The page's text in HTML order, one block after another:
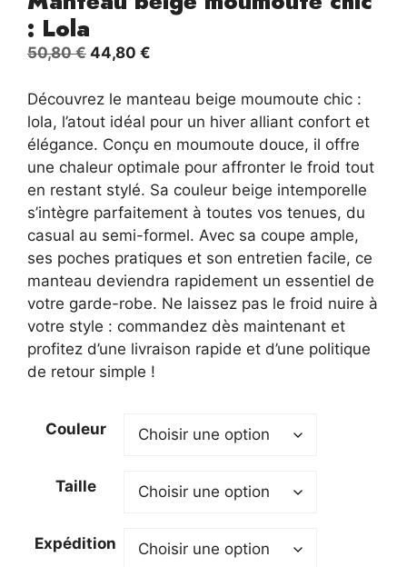
: Lola
50,80€ Le
initial
était :
50,80 €.
44,80 €
actuel
est :
44,80 €.
Découvrez le manteau beige moumoute chic :
lola, l’atout idéal pour un hiver alliant confort et
élégance. Conçu en moumoute douce, il offre
une chaleur optimale pour affronter le froid tout
en restant stylé. Sa couleur beige intemporelle
s’intègre parfaitement à toutes vos tenues, du
casual au semi-formel. Avec sa coupe ample,
ses poches pratiques et son entretien facile, ce
manteau deviendra rapidement un essentiel de
votre garde-robe. Ne laissez pas le froid nuire à
votre style : commandez dès maintenant et
profitez d’une livraison rapide et d’une politique
de retour simple !
Couleur
Taille
Expédition